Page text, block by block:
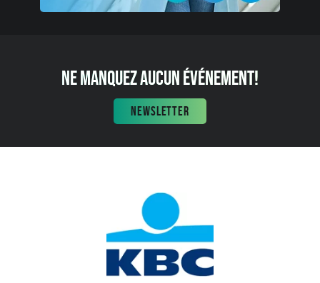
NE MANQUEZ AUCUN ÉVÉNEMENT!
NEWSLETTER